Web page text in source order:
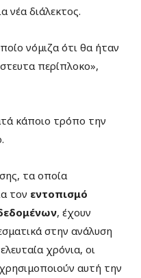
νέα διάλεκτος.
νόμιζα ότι θα ήταν
περίπλοκο»,
κάποιο τρόπο την
τα οποία
τον εντοπισμό
, έχουν
στην ανάλυση
χρόνια, οι
αυτή την